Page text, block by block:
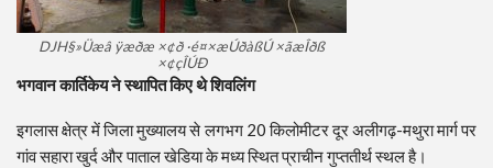
DJH§»Üæâ ÿæðæ ×¢ð ·é¤×æÚðàßÚ ×ãæÎðß
×¢çÎÚÐ
भगवान कार्तिकेय ने स्थापित किए थे शिवलिंग
इगलास क्षेत्र में जिला मुख्यालय से लगभग 20 किलोमीटर दूर अलीगढ़-मथुरा मार्ग पर
गांव सहारा खुर्द और पाताल खेडिया के मध्य स्थित प्राचीन गुप्ततीर्थ स्थल है।